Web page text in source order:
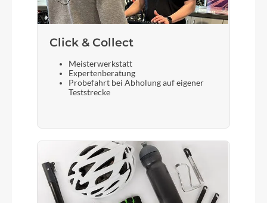
Acros ZS56, A-Headset, semi-integriert, Tapered
Sattel
Syncros Tofino 2.5
Sattelstütze
Syncros Duncan 2.5
Click & Collect
Meisterwerkstatt
Expertenberatung
Probefahrt bei Abholung auf eigener
Teststrecke